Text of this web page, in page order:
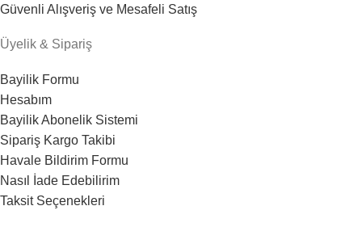
Güvenli Alışveriş ve Mesafeli Satış
Üyelik & Sipariş
Bayilik Formu
Hesabım
Bayilik Abonelik Sistemi
Sipariş Kargo Takibi
Havale Bildirim Formu
Nasıl İade Edebilirim
Taksit Seçenekleri